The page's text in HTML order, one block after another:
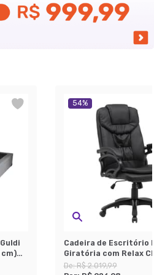
cm)
54%
Cadeira de Escritório
Giratória com Relax
De:R$ 2.019,99